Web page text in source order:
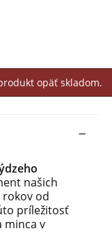
opäť skladom.
našich
rokov od
príležitosť
minca v